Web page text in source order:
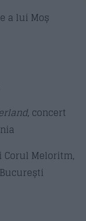
a lui Moș
, concert
Corul Meloritm,